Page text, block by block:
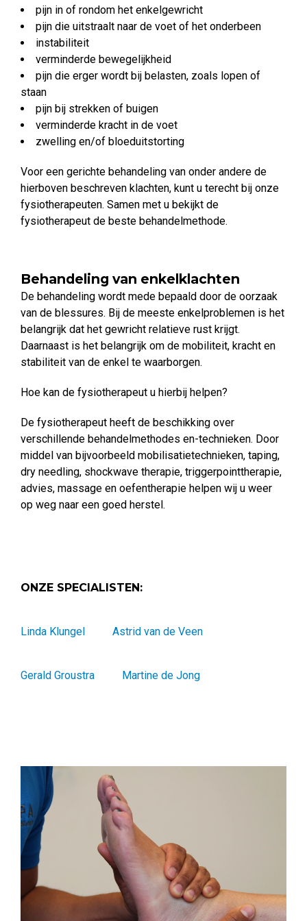
pijn in of rondom het enkelgewricht
pijn die uitstraalt naar de voet of het onderbeen
instabiliteit
verminderde bewegelijkheid
pijn die erger wordt bij belasten, zoals lopen of
staan
pijn bij strekken of buigen
verminderde kracht in de voet
zwelling en/of bloeduitstorting
Voor een gerichte behandeling van onder andere de
hierboven beschreven klachten, kunt u terecht bij onze
fysiotherapeuten. Samen met u bekijkt de
fysiotherapeut de beste behandelmethode.
Behandeling van enkelklachten
De behandeling wordt mede bepaald door de oorzaak
van de blessures. Bij de meeste enkelproblemen is het
belangrijk dat het gewricht relatieve rust krijgt.
Daarnaast is het belangrijk om de mobiliteit, kracht en
stabiliteit van de enkel te waarborgen.
Hoe kan de fysiotherapeut u hierbij helpen?
De fysiotherapeut heeft de beschikking over
verschillende behandelmethodes en-technieken. Door
middel van bijvoorbeeld mobilisatietechnieken, taping,
dry needling, shockwave therapie, triggerpointtherapie,
advies, massage en oefentherapie helpen wij u weer
op weg naar een goed herstel.
ONZE SPECIALISTEN:
Linda Klungel Astrid van de Veen
Gerald Groustra Martine de Jong